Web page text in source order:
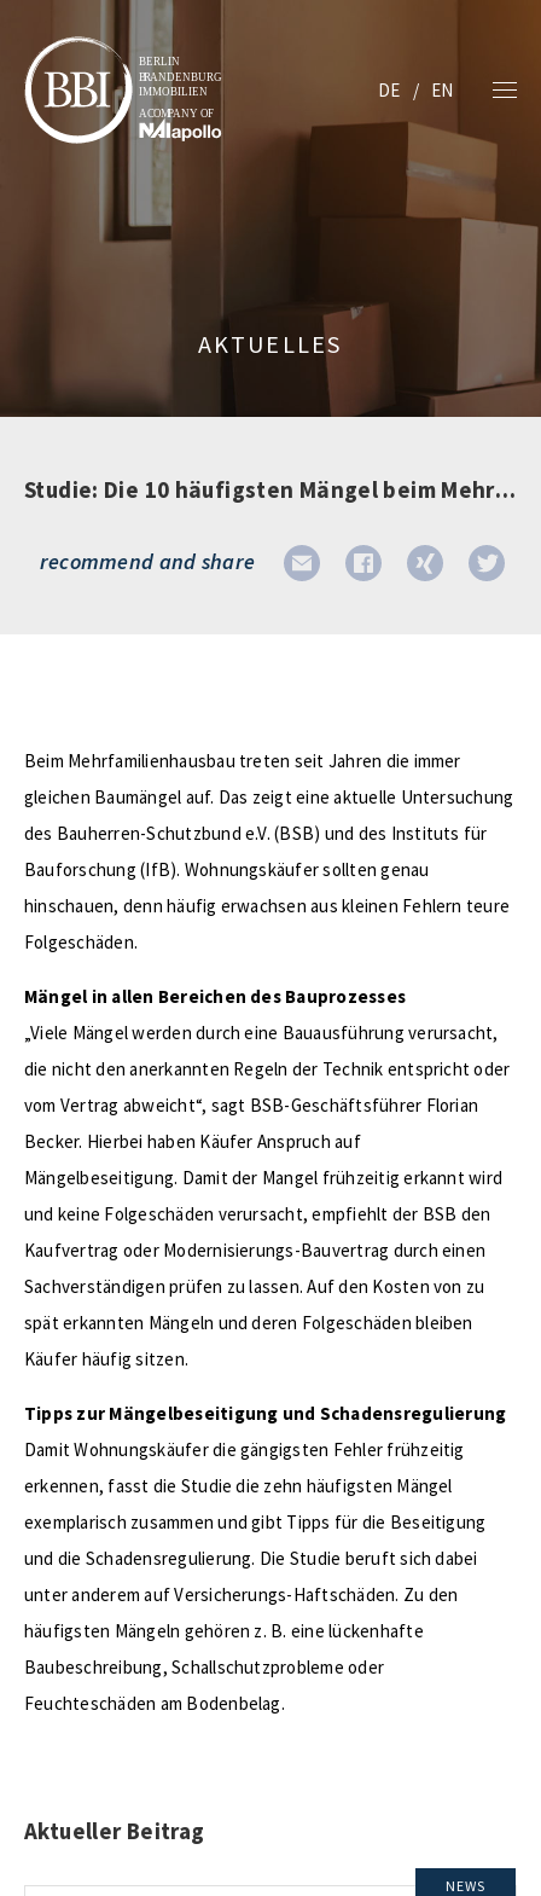
DE EN
AKTUELLES
Studie: Die 10 häufigsten Mängel beim Mehrfamilienhausbau
recommend and share
Beim Mehrfamilienhausbau treten seit Jahren die immer
gleichen Baumängel auf. Das zeigt eine aktuelle Untersuchung
des Bauherren-Schutzbund e.V. (BSB) und des Instituts für
Bauforschung (IfB). Wohnungskäufer sollten genau
hinschauen, denn häufig erwachsen aus kleinen Fehlern teure
Folgeschäden.
Mängel in allen Bereichen des Bauprozesses
„Viele Mängel werden durch eine Bauausführung verursacht,
die nicht den anerkannten Regeln der Technik entspricht oder
vom Vertrag abweicht“, sagt BSB-Geschäftsführer Florian
Becker. Hierbei haben Käufer Anspruch auf
Mängelbeseitigung. Damit der Mangel frühzeitig erkannt wird
und keine Folgeschäden verursacht, empfiehlt der BSB den
Kaufvertrag oder Modernisierungs-Bauvertrag durch einen
Sachverständigen prüfen zu lassen. Auf den Kosten von zu
spät erkannten Mängeln und deren Folgeschäden bleiben
Käufer häufig sitzen.
Tipps zur Mängelbeseitigung und Schadensregulierung
Damit Wohnungskäufer die gängigsten Fehler frühzeitig
erkennen, fasst die Studie die zehn häufigsten Mängel
exemplarisch zusammen und gibt Tipps für die Beseitigung
und die Schadensregulierung. Die Studie beruft sich dabei
unter anderem auf Versicherungs-Haftschäden. Zu den
häufigsten Mängeln gehören z. B. eine lückenhafte
Baubeschreibung, Schallschutzprobleme oder
Feuchteschäden am Bodenbelag.
Aktueller Beitrag
NEWS